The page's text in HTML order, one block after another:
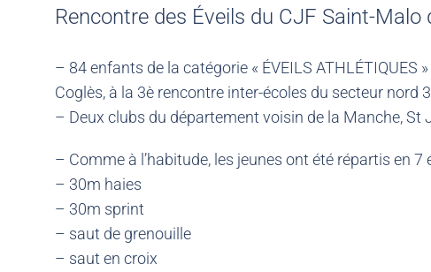
Rencontre des Éveils du CJF Saint-
– 84 enfants de la catégorie « ÉVEILS ATHLÉTIQUES
Coglès, à la 3è rencontre inter-écoles du secteur nord
– Deux clubs du département voisin de la Manche,
– Comme à l’habitude, les jeunes ont été répartis en
– 30m haies
– 30m sprint
– saut de grenouille
– saut en croix